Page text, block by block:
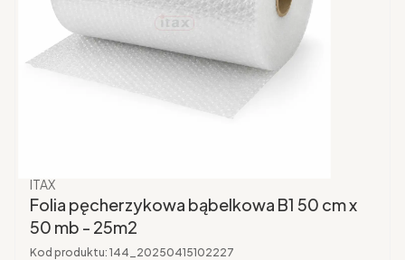
Producent
ITAX
Folia pęcherzykowa bąbelkowa B1 50 cm x
50 mb - 25m2
Kod produktu: 144_20250415102227